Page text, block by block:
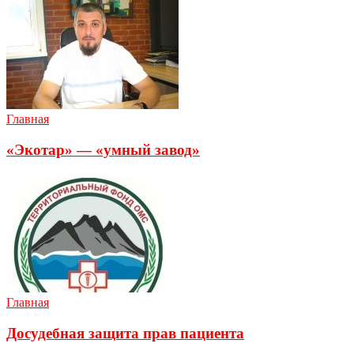
Главная
«Экотар» — «умный завод»
Главная
Досудебная защита прав пациента